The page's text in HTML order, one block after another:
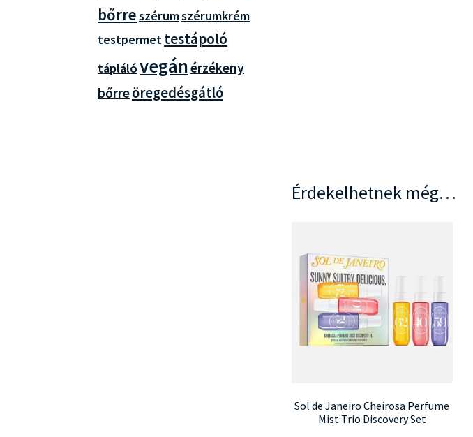
Érdekelhetnek még…
Sol de Janeiro Cheirosa Perfume
Mist Trio Discovery Set
bőrreszérumszérumkrém
testpermettestápoló
táplálóvegánérzékeny
bőrreöregedésgátló